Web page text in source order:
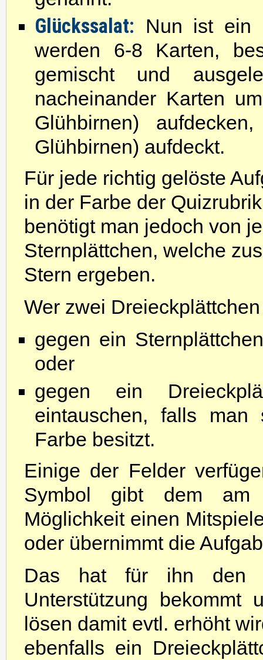
Glückssalat: Nun ist ein
werden 6-8 Karten,
gemischt und
nacheinander Karten
Glühbirnen)
Glühbirnen) aufdeckt.
Für jede richtig gelöste
in der Farbe der
benötigt man jedoch von
Sternplättchen, welche
Stern ergeben.
Wer zwei
gegen ein
oder
gegen ein
eintauschen, falls man
Farbe besitzt.
Einige der Felder
Symbol gibt dem am
Möglichkeit einen
oder übernimmt die
Das hat für ihn den
Unterstützung
lösen damit evtl. erhöht
ebenfalls ein